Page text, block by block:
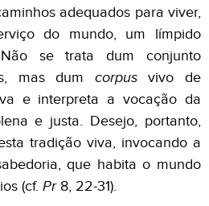
adequados para viver,
do mundo, um límpido
Não se trata dum conjunto
mas dum corpusvivo de
e interpreta a vocação da
e justa. Desejo, portanto,
tradição viva, invocando a
que habita o mundo
(cf. Pr8, 22-31).